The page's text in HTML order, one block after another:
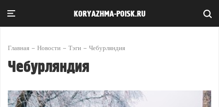
KORYAZHMA-POISK.RU
Главная Новости Тэги Чебурляндия
Чебурляндия